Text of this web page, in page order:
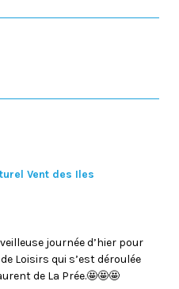
Vent des Iles
journée d’hier pour
Loisirs qui s’est déroulée
de La Prée.🤩🤩🤩